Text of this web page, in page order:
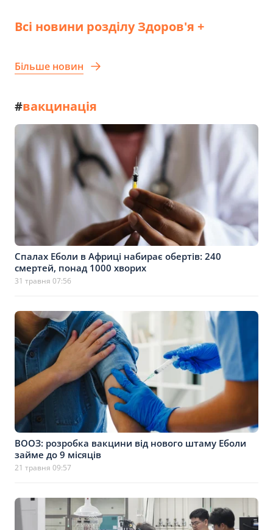
Всі новини розділу Здоров'я +
Більше новин
#вакцинація
Спалах Еболи в Африці набирає обертів: 240
смертей, понад 1000 хворих
31 травня 07:56
ВООЗ: розробка вакцини від нового штаму Еболи
займе до 9 місяців
21 травня 09:57